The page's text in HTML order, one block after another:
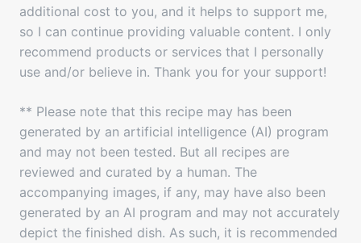
additional cost to you, and it helps to support me,
so I can continue providing valuable content. I only
recommend products or services that I personally
use and/or believe in. Thank you for your support!
** Please note that this recipe may has been
generated by an artificial intelligence (AI) program
and may not been tested. But all recipes are
reviewed and curated by a human. The
accompanying images, if any, may have also been
generated by an AI program and may not accurately
depict the finished dish. As such, it is recommended